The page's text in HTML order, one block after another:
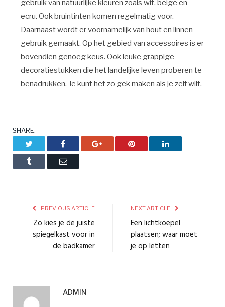
gebruik van natuurlijke kleuren zoals wit, beige en
ecru. Ook bruintinten komen regelmatig voor.
Daarnaast wordt er voornamelijk van hout en linnen
gebruik gemaakt. Op het gebied van accessoires is er
bovendien genoeg keus. Ook leuke grappige
decoratiestukken die het landelijke leven proberen te
benadrukken. Je kunt het zo gek maken als je zelf wilt.
SHARE.
Facebook Google+ Pinterest LinkedIn
Tumblr Email
PREVIOUS ARTICLE
Zo kies je de juiste
spiegelkast voor in
de badkamer
NEXT ARTICLE
Een lichtkoepel
plaatsen; waar moet
je op letten
ADMIN